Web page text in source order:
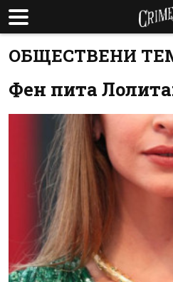
ОБЩЕСТВЕНИ
Фен пита